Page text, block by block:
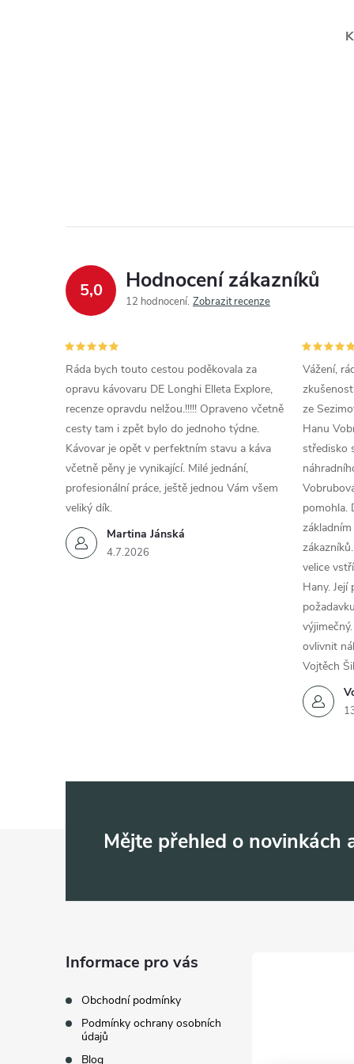
5,0 Hodnocení zákazníků
12 hodnocení Zobrazit recenze
Martina Jánská
4.7.2026
Ráda bych touto cestou poděkovala za
opravu kávovaru DE Longhi Elleta Explore,
recenze opravdu nelžou.!!!!! Opraveno včetně
cesty tam i zpět bylo do jednoho týdne.
Kávovar je opět v perfektním stavu a káva
včetně pěny je vynikající. Milé jednání,
profesionální práce, ještě jednou Vám všem
veliký dík.
Vážení,
ze
Hanu
středisko
pomohla.
velice
Hany.
ovlivnit
Vojtěch
Mějte přehled o novinkách
Informace pro vás
Obchodní podmínky
Podmínky ochrany osobních
údajů
Blog